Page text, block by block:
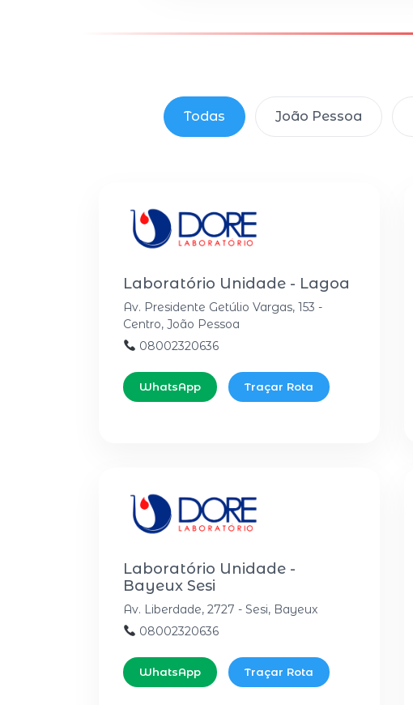
Todas João Pessoa
Laboratório Unidade - Lagoa
Av. Presidente Getúlio Vargas, 153 -
Centro, João Pessoa
08002320636
WhatsApp Traçar Rota
Laboratório Unidade -
Bayeux Sesi
Av. Liberdade, 2727 - Sesi, Bayeux
08002320636
WhatsApp Traçar Rota